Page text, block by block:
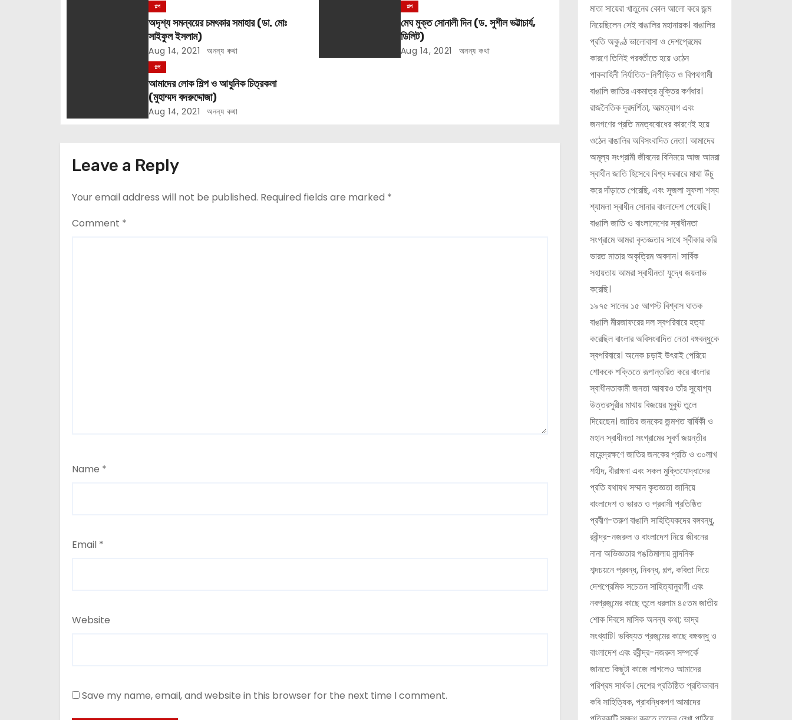
গল্প
অদৃশ্য সমন্বয়ের চমৎকার সমাহার (ডা. মোঃ
সাইফুল ইসলাম)
Aug 14, 2021 অনন্য কথা
গল্প
মেঘ মুক্ত সোনালী দিন (ড. সুশীল ভট্টাচার্য,
ডিলিট)
Aug 14, 2021 অনন্য কথা
গল্প
আমাদের লোক শিল্প ও আধুনিক চিত্রকলা
(মুহাম্মদ বদরুদ্দোজা)
Aug 14, 2021 অনন্য কথা
Leave a Reply
Your email address will not be published. Required fields are marked *
Comment *
Name *
Email *
Website
Save my name, email, and website in this browser for the next time I comment.
মাতা সায়েরা খাতুনের কোল আলো করে জন্ম
নিয়েছিলেন সেই বাঙালির মহানায়ক। বাঙালির
প্রতি অকুণ্ঠ ভালোবাসা ও দেশপ্রেমের
কারণে তিনিই পরবর্তীতে হয়ে ওঠেন
পাকবাহিনী নির্যাতিত-নিপীড়িত ও বিপথগামী
বাঙালি জাতির একমাত্র মুক্তির কর্ণধার।
রাজনৈতিক দূরদর্শিতা, আত্মত্যাগ এবং
জনগণের প্রতি মমত্ববোধের কারণেই হয়ে
ওঠেন বাঙালির অবিসংবাদিত নেতা। আমাদের
অমূল্য সংগ্রামী জীবনের বিনিময়ে আজ আমরা
স্বাধীন জাতি হিসেবে বিশ্ব দরবারে মাথা উঁচু
করে দাঁড়াতে পেরেছি, এবং সুজলা সুফলা শস্য
শ্যামলা স্বাধীন সোনার বাংলাদেশ পেয়েছি।
বাঙালি জাতি ও বাংলাদেশের স্বাধীনতা
সংগ্রামে আমরা কৃতজ্ঞতার সাথে স্বীকার করি
ভারত মাতার অকৃত্রিম অবদান। সার্বিক
সহায়তায় আমরা স্বাধীনতা যুদ্ধে জয়লাভ
করেছি।
১৯৭৫ সালের ১৫ আগস্ট বিশ্বাস ঘাতক
বাঙালি মীরজাফরের দল স্বপরিবারে হত্যা
করেছিল বাংলার অবিসংবাদিত নেতা বঙ্গবন্ধুকে
স্বপরিবারে। অনেক চড়াই উৎরাই পেরিয়ে
শোককে শক্তিতে রূপান্তরিত করে বাংলার
স্বাধীনতাকামী জনতা আবারও তাঁর সুযোগ্য
উত্তরসুরীর মাথায় বিজয়ের মুকুট তুলে
দিয়েছেন। জাতির জনকের জন্মশত বার্ষিকী ও
মহান স্বাধীনতা সংগ্রামের সুবর্ণ জয়ন্তীর
মাহেন্দ্রক্ষণে জাতির জনকের প্রতি ও ৩০লাখ
শহীদ, বীরাঙ্গনা এবং সকল মুক্তিযোদ্ধাদের
প্রতি যথাযথ সম্মান কৃতজ্ঞতা জানিয়ে
বাংলাদেশ ও ভারত ও প্রবাসী প্রতিষ্ঠিত
প্রবীণ-তরুণ বাঙালি সাহিত্যিকদের বঙ্গবন্ধু,
রবীন্দ্র-নজরুল ও বাংলাদেশ নিয়ে জীবনের
নানা অভিজ্ঞতার পঙতিমালায় নান্দনিক
শব্দচয়নে প্রবন্ধ, নিবন্ধ, গল্প, কবিতা দিয়ে
দেশপ্রেমিক সচেতন সাহিত্যানুরাগী এবং
নবপ্রজন্মের কাছে তুলে ধরলাম ৪৫তম জাতীয়
শোক দিবসে মাসিক অনন্য কথা; ভাদ্র
সংখ্যাটি। ভবিষ্যত প্রজন্মের কাছে বঙ্গবন্ধু ও
বাংলাদেশ এবং রবীন্দ্র-নজরুল সম্পর্কে
জানতে কিছুটা কাজে লাগলেও আমাদের
পরিশ্রম সার্থক। দেশের প্রতিষ্ঠিত প্রতিভাবান
কবি সাহিত্যিক, প্রাবন্ধিকগণ আমাদের